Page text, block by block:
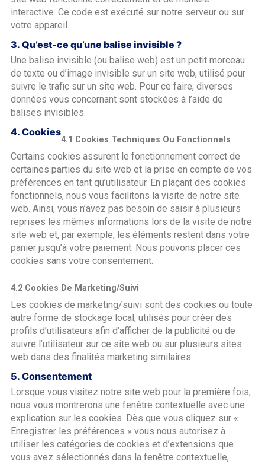
interactive. Ce code est exécuté sur notre serveur ou sur
votre appareil.
3. Qu’est-ce qu’une balise invisible ?
Une balise invisible (ou balise web) est un petit morceau
de texte ou d’image invisible sur un site web, utilisé pour
suivre le trafic sur un site web. Pour ce faire, diverses
données vous concernant sont stockées à l’aide de
balises invisibles.
4. Cookies
4.1 Cookies Techniques Ou Fonctionnels
Certains cookies assurent le fonctionnement correct de
certaines parties du site web et la prise en compte de vos
préférences en tant qu’utilisateur. En plaçant des cookies
fonctionnels, nous vous facilitons la visite de notre site
web. Ainsi, vous n’avez pas besoin de saisir à plusieurs
reprises les mêmes informations lors de la visite de notre
site web et, par exemple, les éléments restent dans votre
panier jusqu’à votre paiement. Nous pouvons placer ces
cookies sans votre consentement.
4.2 Cookies De Marketing/suivi
Les cookies de marketing/suivi sont des cookies ou toute
autre forme de stockage local, utilisés pour créer des
profils d’utilisateurs afin d’afficher de la publicité ou de
suivre l’utilisateur sur ce site web ou sur plusieurs sites
web dans des finalités marketing similaires.
5. Consentement
Lorsque vous visitez notre site web pour la première fois,
nous vous montrerons une fenêtre contextuelle avec une
explication sur les cookies. Dès que vous cliquez sur «
Enregistrer les préférences » vous nous autorisez à
utiliser les catégories de cookies et d’extensions que
vous avez sélectionnés dans la fenêtre contextuelle,